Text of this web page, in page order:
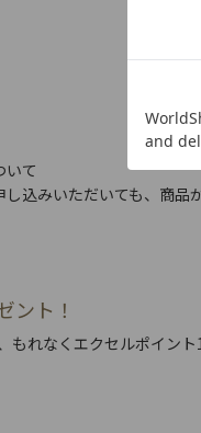
て
込みいただいても、商品
ント！
れなくエクセルポイント